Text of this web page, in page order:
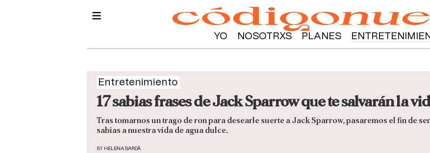
YO NOSOTRXS PLANES
Entretenimiento
17 sabias frases de Jack Sparrow que te salvarán la
Tras tomarnos un trago de ron para desearle suerte a Jack Sparrow, pasaremos el fin de
sabias a nuestra vida de agua dulce.
BY HELENA SARDÀ